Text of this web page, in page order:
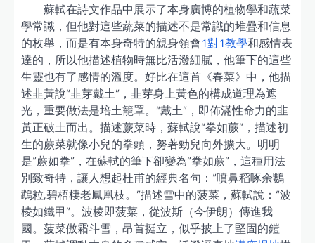
蘇軾在詩文作品中展示了本身廣博的植物學和蔬菜
學常識，但他對這些蔬菜的描述不是常識的堆疊和信息
的枚舉，而是有本身奇特的親身領會1對1教學和感情表
達的，所以他描述植物時無比活潑細膩，他筆下的這些
生靈也有了感情的溫度。好比在這首《春菜》中，他描
述韭黃說“韭芽戴土”，韭芽身上黃色的構成道理為遮
光，重要做法是培土籠罩。“戴土”，即佈滿性命力的韭
黃正破土而出。描述蕨菜時，蘇軾說“拳如蕨”，描述初
生的蕨菜就像小兒的拳頭，努著勁兒向外擴大。明明
是“蕨如拳”，在蘇軾的筆下卻變為“拳如蕨”，這種用法
別致奇特，讓人想起杜甫的經典名句：“噴鼻稻啄余鸚
鵡粒,碧梧棲老鳳凰枝。”描述雪中的菠菜，蘇軾說：“波
棱如鐵甲”。波棱即菠菜，從波斯（今伊朗）傳進我
國。菠菜傲霜斗雪，昂首挺立，似乎披上了堅固的鎧